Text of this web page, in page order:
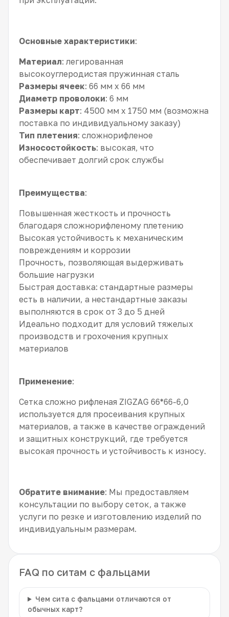
Основные характеристики:
Материал: легированная
высокоуглеродистая пружинная сталь
Размеры ячеек: 66 мм x 66 мм
Диаметр проволоки: 6 мм
Размеры карт: 4500 мм x 1750 мм (возможна
поставка по индивидуальному заказу)
Тип плетения: сложнорифленое
Износостойкость: высокая, что
обеспечивает долгий срок службы
Преимущества:
Повышенная жесткость и прочность
благодаря сложнорифленому плетению
Высокая устойчивость к механическим
повреждениям и коррозии
Прочность, позволяющая выдерживать
большие нагрузки
Быстрая доставка: стандартные размеры
есть в наличии, а нестандартные заказы
выполняются в срок от 3 до 5 дней
Идеально подходит для условий тяжелых
производств и грохочения крупных
материалов
Применение:
Сетка сложно рифленая ZIGZAG 66*66-6,0
используется для просеивания крупных
материалов, а также в качестве ограждений
и защитных конструкций, где требуется
высокая прочность и устойчивость к износу.
Обратите внимание: Мы предоставляем
консультации по выбору сеток, а также
услуги по резке и изготовлению изделий по
индивидуальным размерам.
FAQ по ситам с фальцами
Чем сита с фальцами отличаются от
обычных карт?